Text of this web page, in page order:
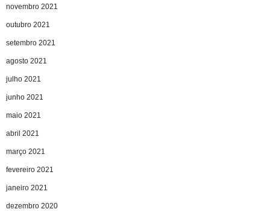
novembro 2021
outubro 2021
setembro 2021
agosto 2021
julho 2021
junho 2021
maio 2021
abril 2021
março 2021
fevereiro 2021
janeiro 2021
dezembro 2020